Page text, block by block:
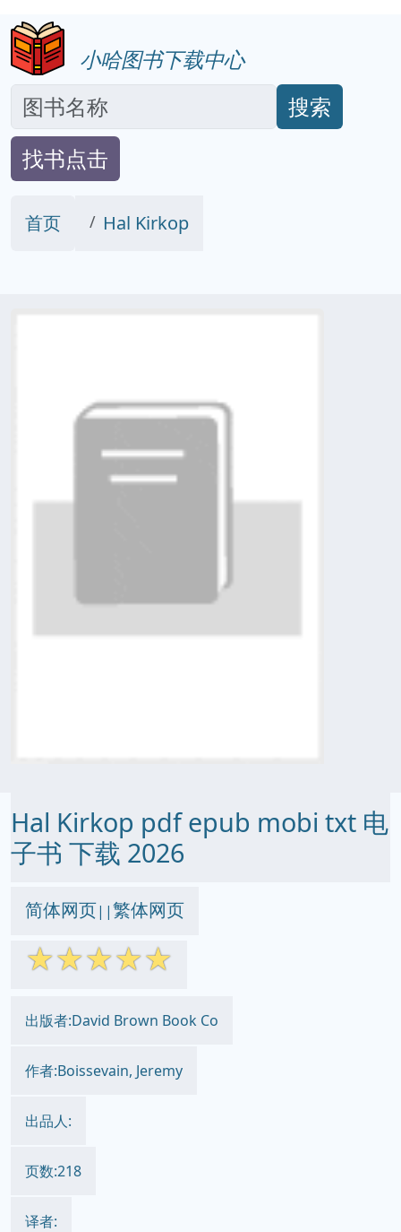
小哈图书下载中心
搜索
找书点击
首页 Hal Kirkop
Hal Kirkop pdf epub mobi txt 电
子书 下载 2026
简体网页||繁体网页
☆☆☆☆☆
出版者:David Brown Book Co
作者:Boissevain, Jeremy
出品人:
页数:218
译者: